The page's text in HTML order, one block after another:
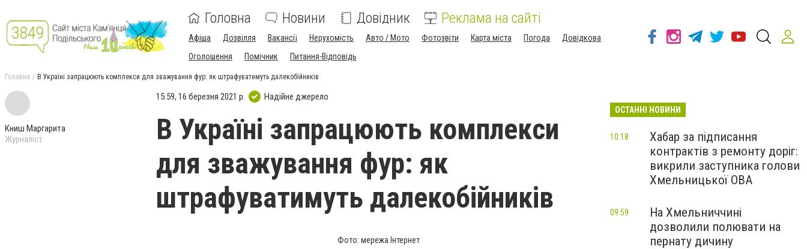
Головна Новини Довідник Реклама на сайті
Афіша Дозвілля Вакансії Нерухомість Авто / Мото Фотозвіти Карта міста Погода
Довідкова
Оголошення
Помічник Питання-Відповідь
Головна В Україні запрацюють комплекси для зважування фур: як штрафуватимуть далекобійників
Книш Маргарита
Журналіст
15:59, 16 березня 2021 р. Надійне джерело
В Україні запрацюють комплекси
для зважування фур: як
штрафуватимуть далекобійників
Фото: мережа Інтернет
ОСТАННІ НОВИНИ
Хабар за підписання
контрактів з ремонту доріг:
викрили заступника голови
Хмельницької ОВА
10:18
На Хмельниччині
дозволили полювати на
пернату дичину
09:59